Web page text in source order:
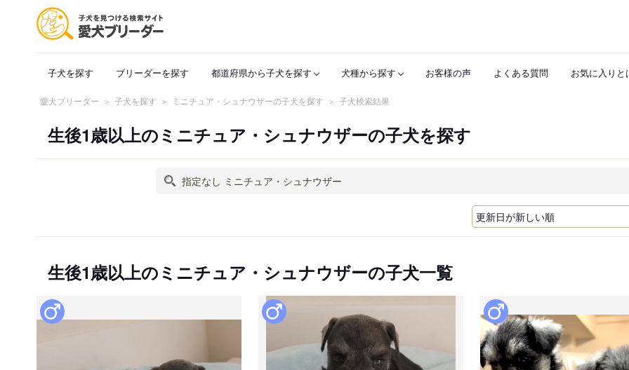
子犬を探す ブリーダーを探す 都道府県から子犬を探す 犬種から探す お客様の声 よくある質問 お気に入りと
愛犬ブリーダー 子犬を探す ミニチュア・シュナウザーの子犬を探す 子犬検索結果
生後1歳以上のミニチュア・シュナウザーの子犬を探す
生後1歳以上のミニチュア・シュナウザーの子犬一覧